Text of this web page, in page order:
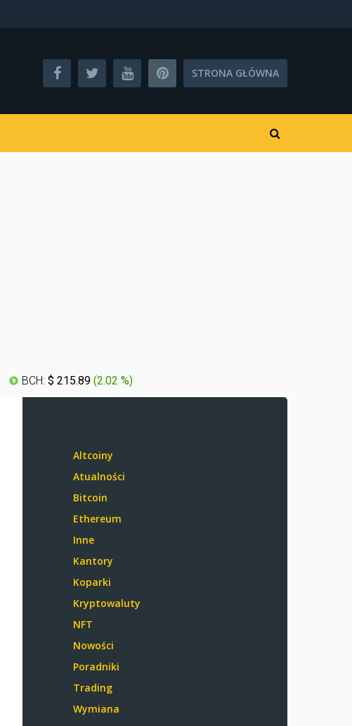
STRONA GŁÓWNA
BCH: $ 215.89 (2.02 %)
Altcoiny
Atualności
Bitcoin
Ethereum
Inne
Kantory
Koparki
Kryptowaluty
NFT
Nowości
Poradniki
Trading
Wymiana